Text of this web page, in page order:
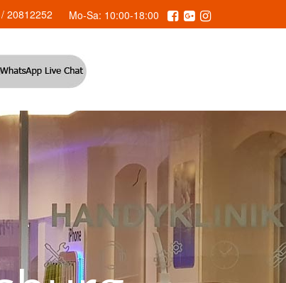
20812252 Mo-Sa: 10:00-18:00